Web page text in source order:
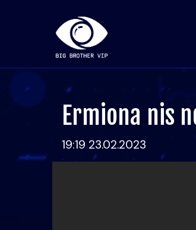
Ermiona nis
19:19 23.02.2023